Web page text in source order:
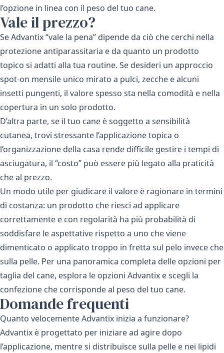
l’opzione in linea con il peso del tuo cane.
Vale il prezzo?
Se Advantix “vale la pena” dipende da ciò che cerchi nella
protezione antiparassitaria e da quanto un prodotto
topico si adatti alla tua routine. Se desideri un approccio
spot-on mensile unico mirato a pulci, zecche e alcuni
insetti pungenti, il valore spesso sta nella comodità e nella
copertura in un solo prodotto.
D’altra parte, se il tuo cane è soggetto a sensibilità
cutanea, trovi stressante l’applicazione topica o
l’organizzazione della casa rende difficile gestire i tempi di
asciugatura, il “costo” può essere più legato alla praticità
che al prezzo.
Un modo utile per giudicare il valore è ragionare in termini
di costanza: un prodotto che riesci ad applicare
correttamente e con regolarità ha più probabilità di
soddisfare le aspettative rispetto a uno che viene
dimenticato o applicato troppo in fretta sul pelo invece che
sulla pelle. Per una panoramica completa delle opzioni per
taglia del cane, esplora le opzioni Advantix e scegli la
confezione che corrisponde al peso del tuo cane.
Domande frequenti
Quanto velocemente Advantix inizia a funzionare?
Advantix è progettato per iniziare ad agire dopo
l’applicazione, mentre si distribuisce sulla pelle e nei lipidi